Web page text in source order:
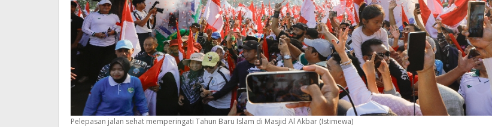
Pelepasan jalan sehat memperingati Tahun Baru Islam di Masjid Al Akbar (Istimewa)